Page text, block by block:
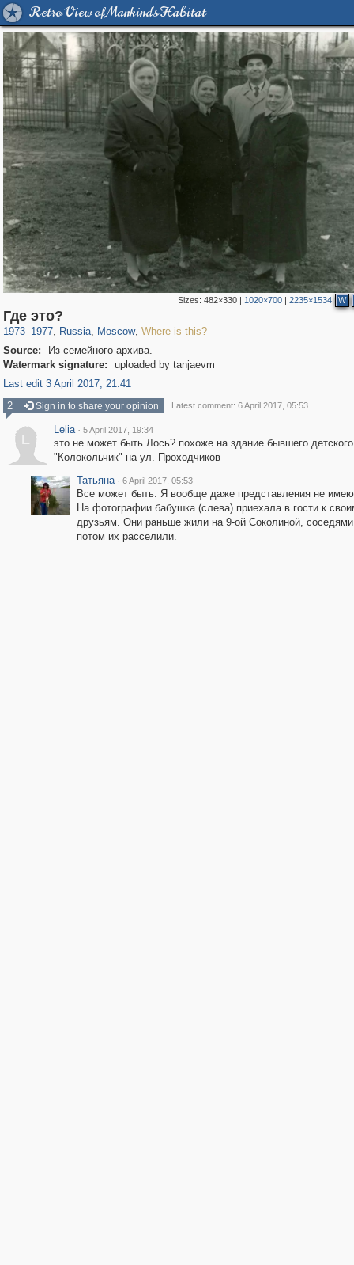
Retro View of Mankind's Habitat
Sizes:482×330 | 1020×700 |2235×1534 W
Где это?
1973–1977, Russia, Moscow
319,864
, Where is this?
Source:
Из семейного архива.
Watermark signature:
uploaded by tanjaevm
Last edit 3 April 2017, 21:41
2
Sign in to share your opinion Latest comment: 6 April 2017, 05:53
L
Lelia · 5 April 2017, 19:34
это не может быть Лось? похоже на здание бывшего
"Колокольчик" на ул. Проходчиков
Татьяна · 6 April 2017, 05:53
Все может быть. Я вообще даже представления не имею
На фотографии бабушка (слева) приехала в гости к
друзьям. Они раньше жили на 9-ой Соколиной,
потом их расселили.